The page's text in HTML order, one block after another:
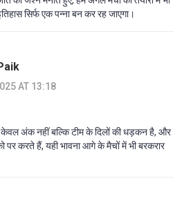
सिर्फ एक पन्ना बन कर रह जाएगा।
AT 13:18
अंक नहीं बल्कि टीम के दिलों की धड़कन है, और
पर करते हैं, यही भावना आगे के मैचों में भी बरकरार